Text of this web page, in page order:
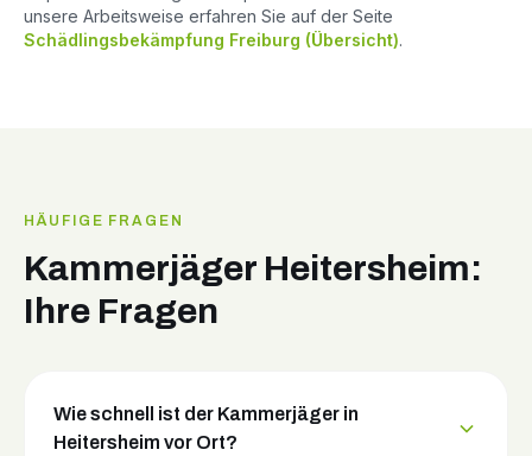
unsere Arbeitsweise erfahren Sie auf der Seite
Schädlingsbekämpfung Freiburg (Übersicht).
HÄUFIGE FRAGEN
Kammerjäger Heitersheim:
Ihre Fragen
Wie schnell ist der Kammerjäger in
Heitersheim vor Ort?